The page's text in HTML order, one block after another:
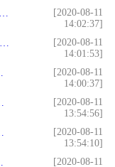
[2020-08-11
14:02:37]
[2020-08-11
14:01:53]
[2020-08-11
14:00:37]
[2020-08-11
13:54:56]
[2020-08-11
13:54:10]
[2020-08-11